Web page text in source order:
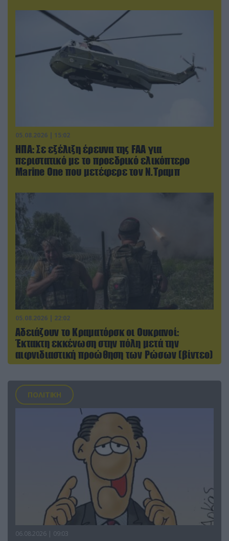
05.08.2026 | 15:02
ΗΠΑ: Σε εξέλιξη έρευνα της FAA για
περιστατικό με το προεδρικό ελικόπτερο
Marine One που μετέφερε τον Ν.Τραμπ
05.08.2026 | 22:02
Αδειάζουν το Κραματόρσκ οι Ουκρανοί:
Έκτακτη εκκένωση στην πόλη μετά την
αιφνιδιαστική προώθηση των Ρώσων (βίντεο)
ΠΟΛΙΤΙΚΗ
06.08.2026 | 09:03